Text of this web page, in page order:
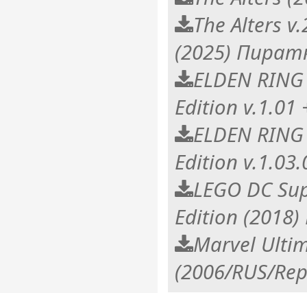
The Alters
(2025)
ELDEN
Edition v.1.01
ELDEN
Edition
LEGO DC
Edition
Marvel
(2006/RUS/